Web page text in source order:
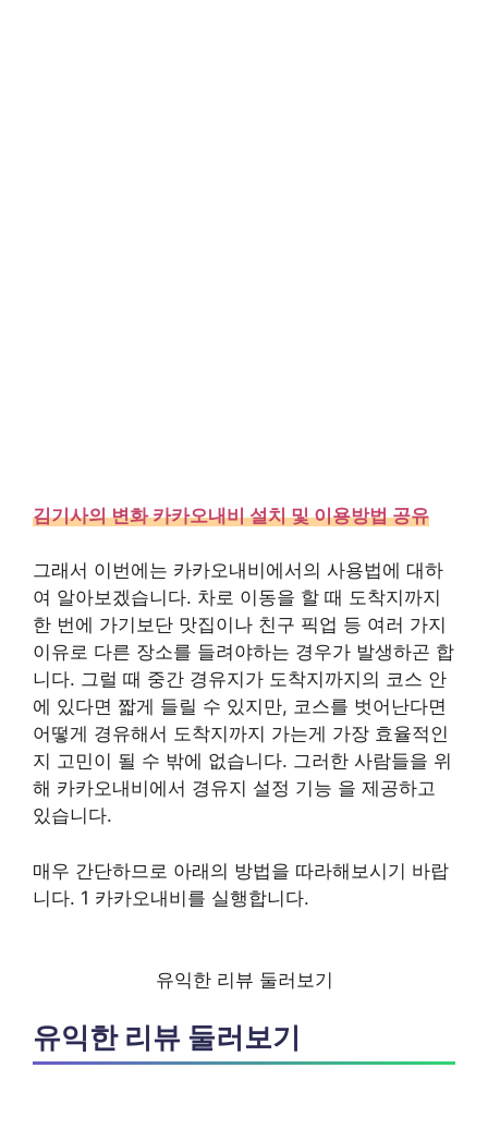
김기사의 변화 카카오내비 설치 및 이용방법 공유
그래서 이번에는 카카오내비에서의 사용법에 대하
여 알아보겠습니다. 차로 이동을 할 때 도착지까지
한 번에 가기보단 맛집이나 친구 픽업 등 여러 가지
이유로 다른 장소를 들려야하는 경우가 발생하곤 합
니다. 그럴 때 중간 경유지가 도착지까지의 코스 안
에 있다면 짧게 들릴 수 있지만, 코스를 벗어난다면
어떻게 경유해서 도착지까지 가는게 가장 효율적인
지 고민이 될 수 밖에 없습니다. 그러한 사람들을 위
해 카카오내비에서 경유지 설정 기능 을 제공하고
있습니다.
매우 간단하므로 아래의 방법을 따라해보시기 바랍
니다. 1 카카오내비를 실행합니다.
유익한 리뷰 둘러보기
유익한 리뷰 둘러보기